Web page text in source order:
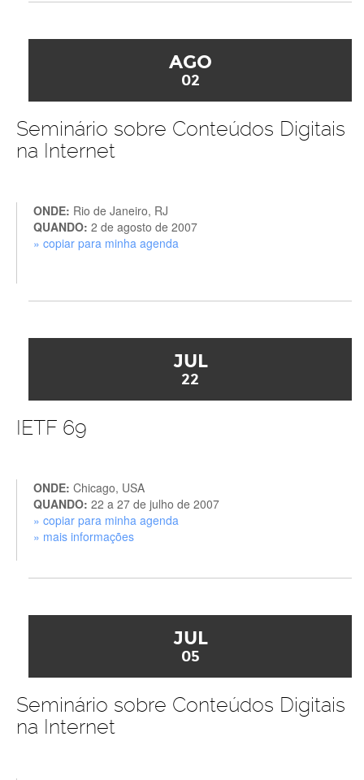
AGO
02
Seminário sobre Conteúdos Digitais
na Internet
ONDE: Rio de Janeiro, RJ
QUANDO: 2 de agosto de 2007
» copiar para minha agenda
JUL
22
IETF 69
ONDE: Chicago, USA
QUANDO: 22 a 27 de julho de 2007
» copiar para minha agenda
» mais informações
JUL
05
Seminário sobre Conteúdos Digitais
na Internet